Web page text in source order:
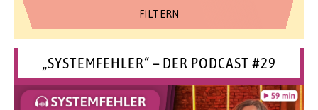
„SYSTEMFEHLER“ – DER PODCAST #29